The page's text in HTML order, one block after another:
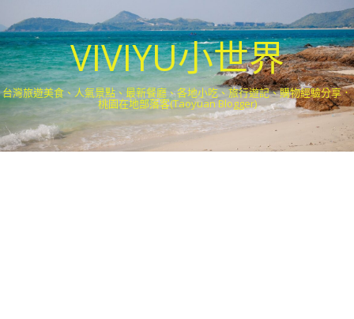
VIVIYU小世界
台灣旅遊美食、人氣景點、最新餐廳、各地小吃、旅行遊記、購物經驗分享．
桃園在地部落客(Taoyuan Blogger)